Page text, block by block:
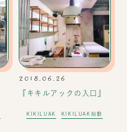
2018.06.26
『キキルアックの入口』
KIKILUAK KIKILUAK始動